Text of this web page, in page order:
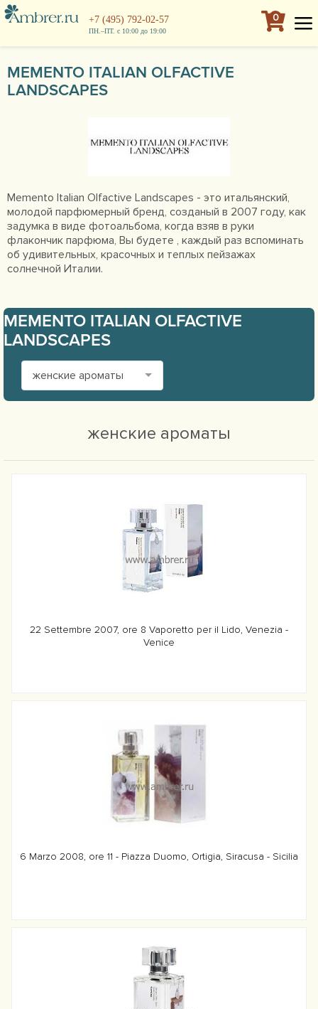
+7 (495) 792-02-57
ПН.–ПТ. с 10:00 до 19:00
0
MEMENTO ITALIAN OLFACTIVE
LANDSCAPES
Memento Italian Olfactive Landscapes - это итальянский,
молодой парфюмерный бренд, созданый в 2007 году, как
задумка в виде фотоальбома, когда взяв в руки
флакончик парфюма, Вы будете , каждый раз вспоминать
об удивительных, красочных и теплых пейзажах
солнечной Италии.
MEMENTO ITALIAN OLFACTIVE
LANDSCAPES
женские ароматы
женские ароматы
22 Settembre 2007, ore 8 Vaporetto per il Lido, Venezia -
Venice
6 Marzo 2008, ore 11 - Piazza Duomo, Ortigia, Siracusa - Sicilia